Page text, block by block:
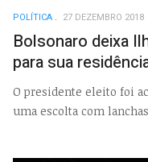
POLÍTICA 27 DEZEMBRO 2018
Bolsonaro deixa
para sua
O presidente eleito foi
uma escolta com